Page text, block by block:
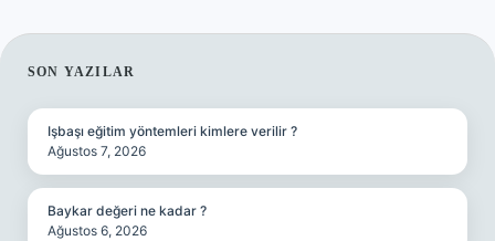
SIDEBAR
SON YAZILAR
Işbaşı eğitim yöntemleri kimlere verilir ?
Ağustos 7, 2026
Baykar değeri ne kadar ?
Ağustos 6, 2026